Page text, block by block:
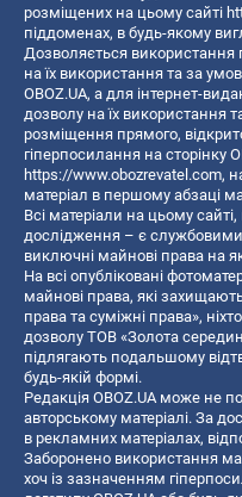
розміщених на цьому сайті
піддоменах, в будь-якому
Дозволяється
на їх використання та за
OBOZ.UA, а для інтернет-
дозволу на їх використання
розміщення прямого,
гіперпосилання на сторінку
https://www.obozrevatel.com,
матеріал в першому абзаці
Всі матеріали на цьому сайті,
дослідження – є службовими
виключні майнові права на
На всі опубліковані
майнові права, які
права та суміжні права»,
дозволу ТОВ «Золота
підлягають подальшому
будь-якій формі.
Редакція OBOZ.UA може не
авторському матеріалі. За
в рекламних матеріалах,
Заборонено використання
хоч із зазначенням